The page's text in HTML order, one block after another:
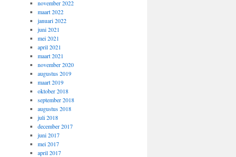
november 2022
maart 2022
januari 2022
juni 2021
mei 2021
april 2021
maart 2021
november 2020
augustus 2019
maart 2019
oktober 2018
september 2018
augustus 2018
juli 2018
december 2017
juni 2017
mei 2017
april 2017